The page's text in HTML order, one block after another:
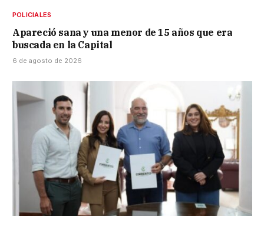
POLICIALES
Apareció sana y una menor de 15 años que era
buscada en la Capital
6 de agosto de 2026